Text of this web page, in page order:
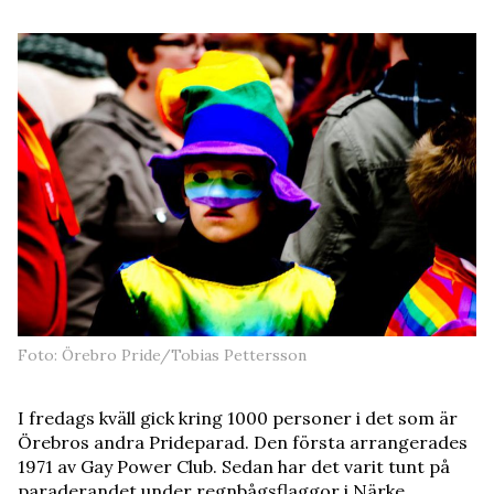
Foto: Örebro Pride/Tobias Pettersson
I fredags kväll gick kring 1000 personer i det som är
Örebros andra Prideparad. Den första arrangerades
1971 av Gay Power Club. Sedan har det varit tunt på